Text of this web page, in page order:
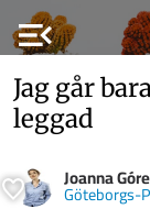
menu_open
Jag går
leggad
Joanna
Göteborgs-